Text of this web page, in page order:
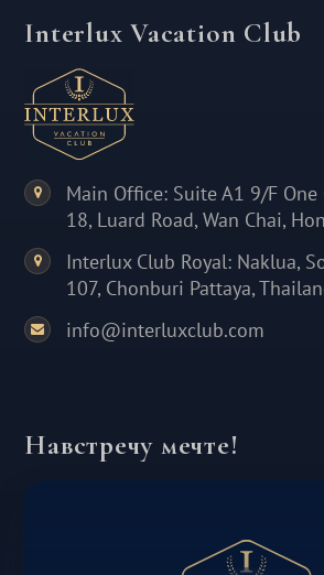
Interlux Vacation Club
Main Office: Suite A1 9/F
18, Luard Road, Wan Chai,
Interlux Club Royal: Naklua,
107, Chonburi Pattaya,
info@interluxclub.com
Навстречу мечте!